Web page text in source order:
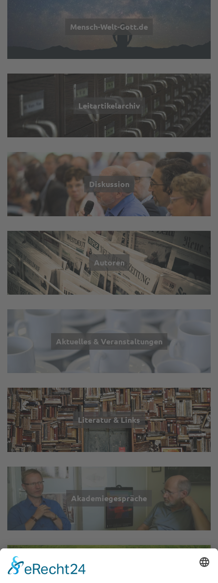
Mensch-Welt-Gott.de
Leitartikelarchiv
Diskussion
Autoren
Aktuelles & Veranstaltungen
Literatur & Links
Akademiegespräche